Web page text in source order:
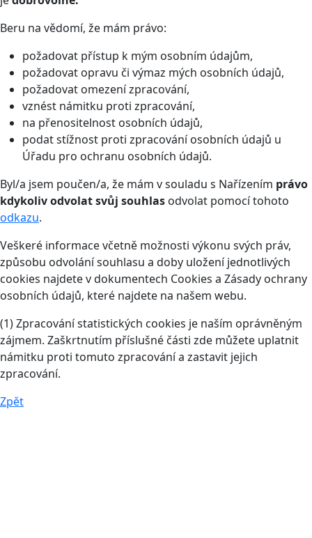
Beru na vědomí, že mám právo:
požadovat přístup k mým osobním údajům,
požadovat opravu či výmaz mých osobních údajů,
požadovat omezení zpracování,
vznést námitku proti zpracování,
na přenositelnost osobních údajů,
podat stížnost proti zpracování osobních údajů u
Úřadu pro ochranu osobních údajů.
Byl/a jsem poučen/a, že mám v souladu s Nařízením právo
kdykoliv odvolat svůj souhlas odvolat pomocí tohoto
odkazu.
Veškeré informace včetně možnosti výkonu svých práv,
způsobu odvolání souhlasu a doby uložení jednotlivých
cookies najdete v dokumentech Cookies a Zásady ochrany
osobních údajů, které najdete na našem webu.
(1) Zpracování statistických cookies je naším oprávněným
zájmem. Zaškrtnutím příslušné části zde můžete uplatnit
námitku proti tomuto zpracování a zastavit jejich
zpracování.
Zpět